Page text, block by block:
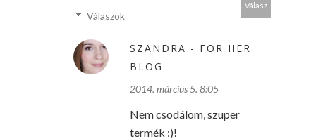
Válasz
Válaszok
SZANDRA - FOR HER
BLOG
2014. március 5. 8:05
Nem csodálom, szuper
termék :)!